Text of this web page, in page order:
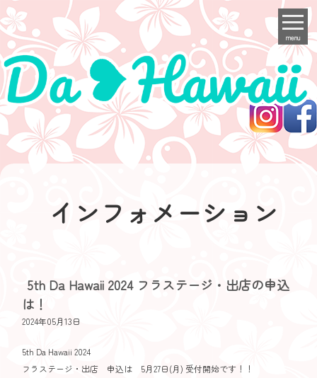
menu
インフォメーション
5th Da Hawaii 2024 フラステージ・出店の申込
は！
2024年05月13日
5th Da Hawaii 2024
フラステージ・出店 申込は 5月27日(月) 受付開始です！！